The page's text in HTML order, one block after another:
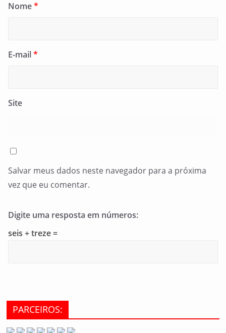
Nome*
E-mail*
Site
Salvar meus dados neste navegador para a próxima
vez que eu comentar.
Digite uma resposta em números:
seis + treze =
PARCEIROS: